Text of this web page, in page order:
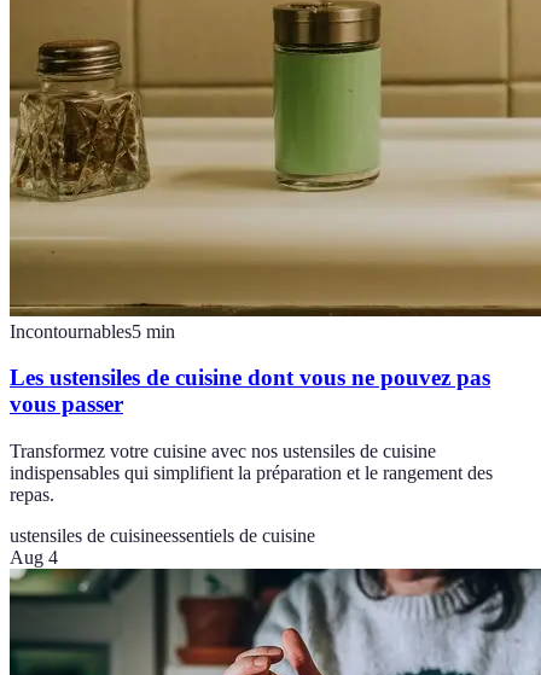
Incontournables5 min
Les ustensiles de cuisine dont vous ne pouvez pas
vous passer
Transformez votre cuisine avec nos ustensiles de cuisine
indispensables qui simplifient la préparation et le rangement des
repas.
ustensiles de cuisineessentiels de cuisine
Aug 4